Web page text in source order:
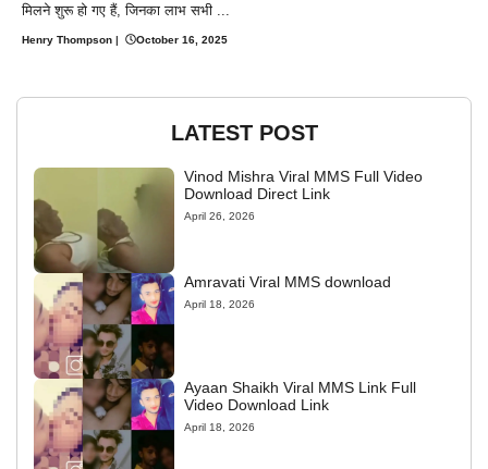
मिलने शुरू हो गए हैं, जिनका लाभ सभी ...
Henry Thompson | October 16, 2025
LATEST POST
Vinod Mishra Viral MMS Full Video
Download Direct Link
April 26, 2026
Amravati Viral MMS download
April 18, 2026
Ayaan Shaikh Viral MMS Link Full
Video Download Link
April 18, 2026